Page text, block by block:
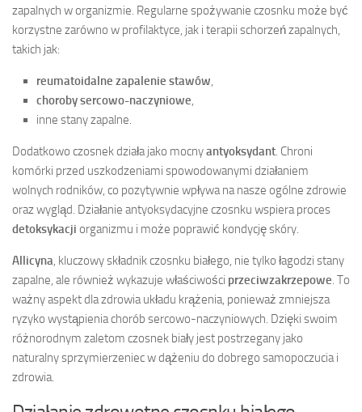
zapalnych w organizmie. Regularne spożywanie czosnku może być
korzystne zarówno w profilaktyce, jak i terapii schorzeń zapalnych,
takich jak:
reumatoidalne zapalenie stawów,
choroby sercowo-naczyniowe,
inne stany zapalne.
Dodatkowo czosnek działa jako mocnyantyoksydant. Chroni
komórki przed uszkodzeniami spowodowanymi działaniem
wolnych rodników, co pozytywnie wpływa na nasze ogólne zdrowie
oraz wygląd. Działanie antyoksydacyjne czosnku wspiera proces
detoksykacji organizmu i może poprawić kondycję skóry.
Allicyna, kluczowy składnik czosnku białego, nie tylko łagodzi stany
zapalne, ale również wykazuje właściwości przeciwzakrzepowe. To
ważny aspekt dla zdrowia układu krążenia, ponieważ zmniejsza
ryzyko wystąpienia chorób sercowo-naczyniowych. Dzięki swoim
różnorodnym zaletom czosnek biały jest postrzegany jako
naturalny sprzymierzeniec w dążeniu do dobrego samopoczucia i
zdrowia.